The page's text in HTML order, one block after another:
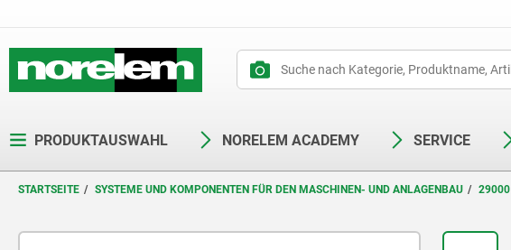
PRODUKTAUSWAHL NORELEM ACADEMY SERVICE
STARTSEITE SYSTEME UND KOMPONENTEN FÜR DEN MASCHINEN- UND ANLAGENBAU 29000